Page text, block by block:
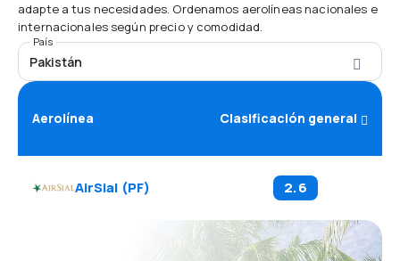
adapte a tus necesidades. Ordenamos aerolíneas nacionales e
internacionales según precio y comodidad.
País
Pakistán
Aerolínea Clasificación general
AirSial (PF) 2.6